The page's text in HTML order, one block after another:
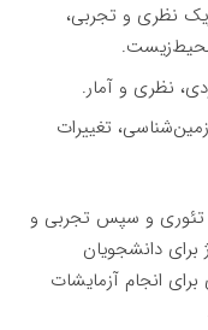
نظری و تجربی،
نظری و آمار.
تغییرات
تئوری و سپس تجربی و
دانشجویان
انجام آزمایشات